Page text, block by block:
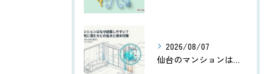
2026/08/07
仙台のマンションはなぜ結露しやすい？高気密住宅に潜むカビの盲点